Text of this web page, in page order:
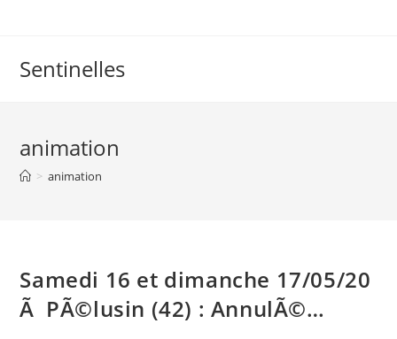
Sentinelles
animation
> animation
Samedi 16 et dimanche 17/05/20
Ã PÃ©lusin (42) : AnnulÃ©…